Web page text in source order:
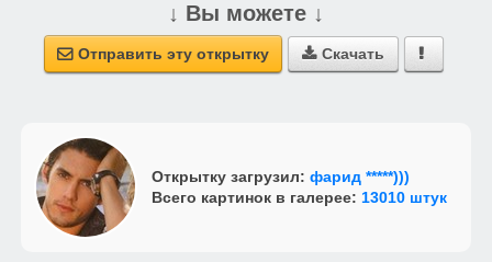
↓ Вы можете ↓
 Отправить эту открытку  Скачать 
Открытку загрузил: фарид *****)))
Всего картинок в галерее: 13010 штук